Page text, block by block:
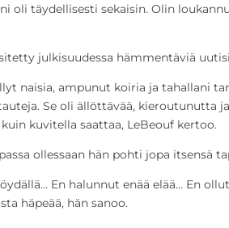
oli täydellisesti sekaisin. Olin
julkisuudessa hämmentäviä
naisia, ampunut koiria ja tahallani
Se oli ällöttävää, kieroutunutta
kuvitella saattaa, LeBeouf kertoo.
ollessaan hän pohti jopa itsensä
En halunnut enää elää… En
häpeää, hän sanoo.